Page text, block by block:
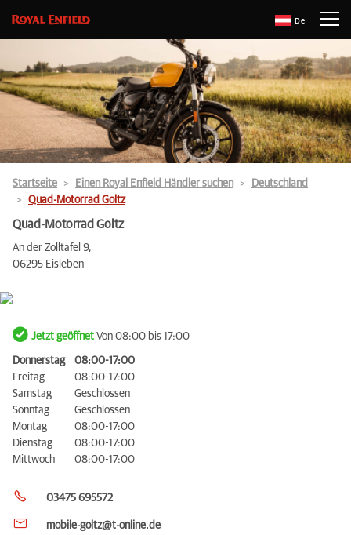
De
Startseite Einen Royal Enfield Händler suchen
Deutschland
Quad-Motorrad Goltz
Quad-Motorrad Goltz
An der Zolltafel 9,
06295 Eisleben
Jetzt geöffnet Von 08:00 bis 17:00
Donnerstag
08:00-17:00
Freitag
08:00-17:00
Samstag
Geschlossen
Sonntag
Geschlossen
Montag
08:00-17:00
Dienstag
08:00-17:00
Mittwoch
08:00-17:00
03475 695572
mobile-goltz@t-online.de